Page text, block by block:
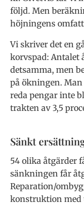
följd. Men
höjningens
Vi skriver det en
korvspad: Antalet
detsamma, men
på ökningen.
reda pengar inte
trakten av 3,5
Sänkt
54 olika åtgärder
sänkningen får
Reparation/
konstruktion med